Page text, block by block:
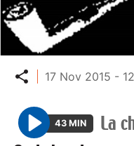
Partager
17 Nov 2015 -
P
43 MIN La